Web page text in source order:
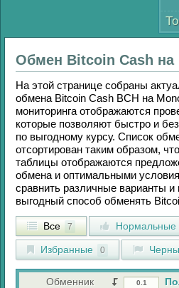
Обмен Bitcoin Cash на
На этой странице собраны
обмена Bitcoin Cash BCH на
мониторинга отображаются
которые позволяют быстро и
по выгодному курсу. Список
отсортирован таким образом,
таблицы отображаются
обмена и оптимальными
сравнить различные варианты
выгодный способ обменять
Все 7 Нормальные
Избранные 0
Обменник